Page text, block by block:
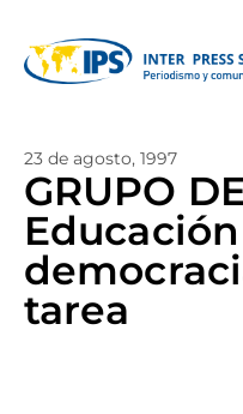
23 de agosto, 1997
GRUPO
tarea